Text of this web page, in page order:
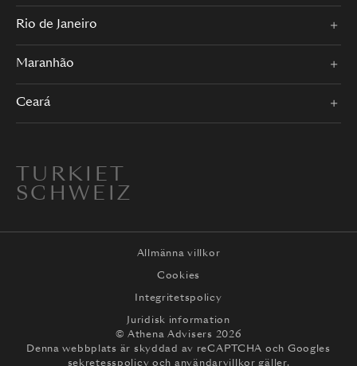
Rio de Janeiro
Maranhão
Ceará
TURKIET
SCHWEIZ
Allmänna villkor
Cookies
Integritetspolicy
Juridisk information
© Athena Advisers 2026
Denna webbplats är skyddad av reCAPTCHA och Googles
sekretesspolicy och användarvillkor gäller.